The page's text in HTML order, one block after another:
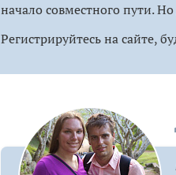
начало совместного пути.
Регистрируйтесь на сайте,